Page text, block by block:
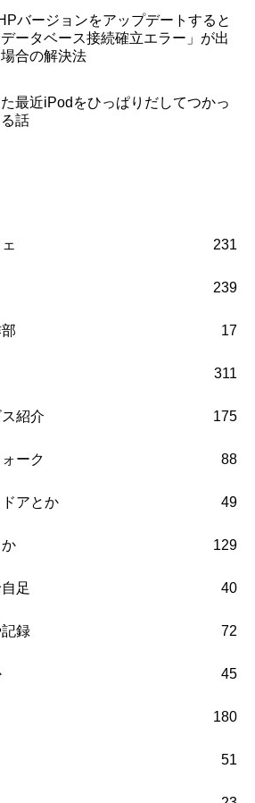
バージョンをアップデートすると
データベース接続確立エラー」が出
合の解決法
た最近iPodをひっぱりだしてつかっ
話
231
239
17
311
紹介 175
ーク 88
アとか 49
129
足 40
録 72
45
180
51